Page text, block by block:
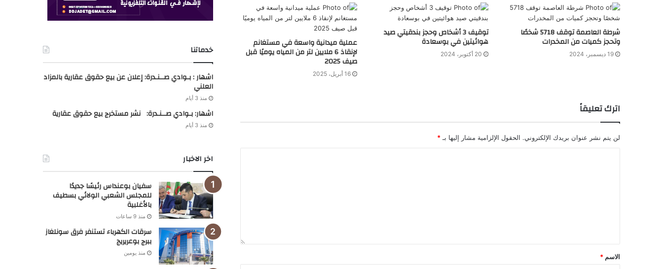
شرطة العاصمة توقف 5718 شخصًا
وتحجز كميات من المخدرات
19 ديسمبر، 2024
توقيف 3 أشخاص وحجز بندقيتي صيد
هوائيتين في بوسعادة
20 أكتوبر، 2024
عملية ميدانية واسعة في مستغانم
لإنقاذ 6 ملايين لتر من المياه يوميًا قبل
صيف 2025
16 أبريل، 2025
اترك تعليقاً
لن يتم نشر عنوان بريدك الإلكتروني. الحقول الإلزامية مشار إليها بـ *
الاسم *
خدماتنا
اشهار : بـوادي صــنـدرة: إعلان عن بيع حقوق عقارية بالمزاد
العلني
منذ 3 أيام
اشهار: بـوادي صــنـدرة: نشر مستخرج بيع حقوق عقارية
منذ 3 أيام
اخر الاخبار
سفيان بوعنداس رئيسًا جديدًا
للمجلس الشعبي الولائي بسطيف
بالأغلبية
منذ 9 ساعات
سرقات الكهرباء تستنفر فرق سونلغاز
ببرج بوعريريج
منذ يومين